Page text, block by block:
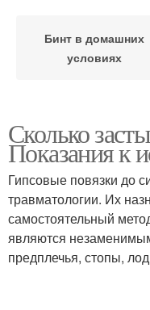
Бинт в домашних
условиях
Гипсовая плитка
Сколько
Показания к
Гипсовые повязки до
травматологии. Их
самостоятельный
являются
предплечья, стопы,